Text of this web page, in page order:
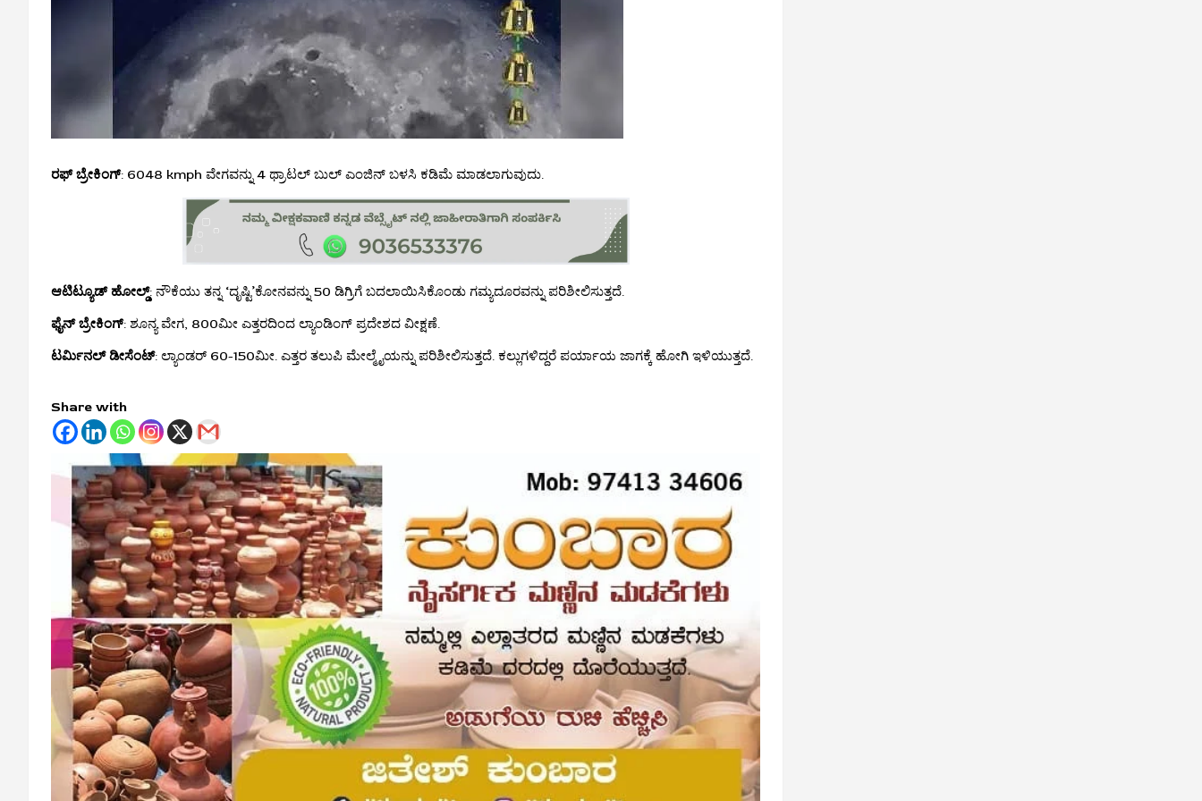
ರಫ್ ಬ್ರೇಕಿಂಗ್: 6048 kmph ವೇಗವನ್ನು 4 ಥ್ರಾಟಲ್ ಬುಲ್ ಎಂಜಿನ್ ಬಳಸಿ ಕಡಿಮೆ ಮಾಡಲಾಗುವುದು.
ಆಟಿಟ್ಯೂಡ್ ಹೋಲ್ಡ್: ನೌಕೆಯು ತನ್ನ ‘ದೃಷ್ಟಿ’ಕೋನವನ್ನು 50 ಡಿಗ್ರಿಗೆ ಬದಲಾಯಿಸಿಕೊಂಡು ಗಮ್ಯದೂರವನ್ನು ಪರಿಶೀಲಿಸುತ್ತದೆ.
ಫೈನ್ ಬ್ರೇಕಿಂಗ್: ಶೂನ್ಯ ವೇಗ, 800ಮೀ ಎತ್ತರದಿಂದ ಲ್ಯಾಂಡಿಂಗ್ ಪ್ರದೇಶದ ವೀಕ್ಷಣೆ.
ಟರ್ಮಿನಲ್ ಡೀಸೆಂಟ್: ಲ್ಯಾಂಡರ್ 60-150ಮೀ. ಎತ್ತರ ತಲುಪಿ ಮೇಲ್ಮೈಯನ್ನು ಪರಿಶೀಲಿಸುತ್ತದೆ. ಕಲ್ಲುಗಳಿದ್ದರೆ ಪರ್ಯಾಯ ಜಾಗಕ್ಕೆ ಹೋಗಿ ಇಳಿಯುತ್ತದೆ.
Share with